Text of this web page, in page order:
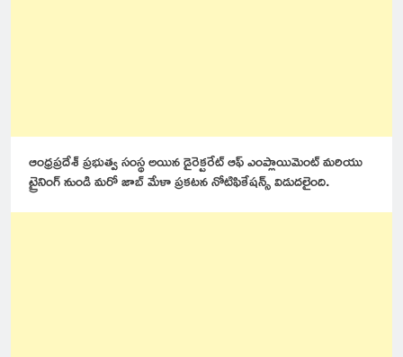
ఆంధ్రప్రదేశ్ ప్రభుత్వ సంస్థ అయిన డైరెక్టరేట్ ఆఫ్ ఎంప్లాయిమెంట్ మరియు
ట్రైనింగ్ నుండి మరో జాబ్ మేళా ప్రకటన నోటిఫికేషన్స్ విడుదలైంది.